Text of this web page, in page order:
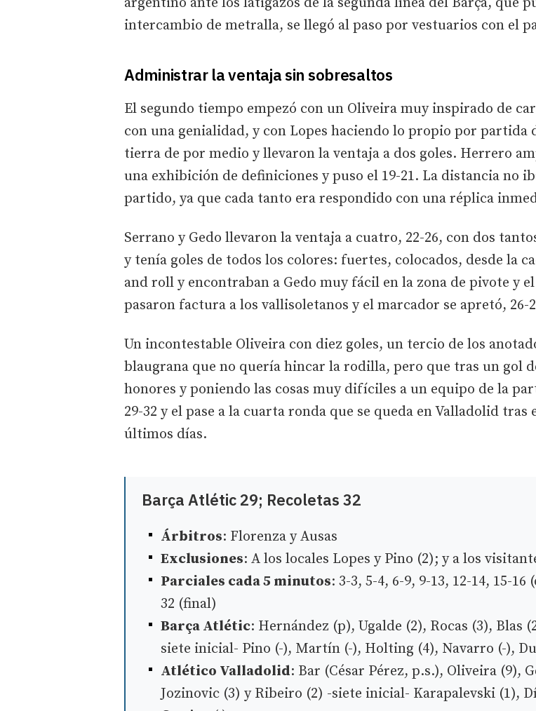
intercambio de metralla, se llegó al paso por vestuarios con el
Administrar la ventaja sin sobresaltos
El segundo tiempo empezó con un Oliveira muy inspirado de
con una genialidad, y con Lopes haciendo lo propio por partida
tierra de por medio y llevaron la ventaja a dos goles. Herrero
una exhibición de definiciones y puso el 19-21. La distancia no
partido, ya que cada tanto era respondido con una réplica
Serrano y Gedo llevaron la ventaja a cuatro, 22-26, con dos
y tenía goles de todos los colores: fuertes, colocados, desde la
and roll y encontraban a Gedo muy fácil en la zona de pivote y
pasaron factura a los vallisoletanos y el marcador se apretó,
Un incontestable Oliveira con diez goles, un tercio de los
blaugrana que no quería hincar la rodilla, pero que tras un gol
honores y poniendo las cosas muy difíciles a un equipo de la
29-32 y el pase a la cuarta ronda que se queda en Valladolid
últimos días.
Barça Atlétic 29; Recoletas 32
Árbitros: Florenza y Ausas
Exclusiones: A los locales Lopes y Pino (2); y a los
Parciales cada 5 minutos: 3-3, 5-4, 6-9, 9-13, 12-14, 15-16
32 (final)
Barça Atlétic: Hernández (p), Ugalde (2), Rocas (3), Blas
siete inicial- Pino (-), Martín (-), Holting (4), Navarro (-),
Atlético Valladolid: Bar (César Pérez, p.s.), Oliveira (9),
Jozinovic (3) y Ribeiro (2) -siete inicial- Karapalevski (1),